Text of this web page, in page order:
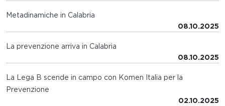
Metadinamiche in Calabria
08.10.2025
La prevenzione arriva in Calabria
08.10.2025
La Lega B scende in campo con Komen Italia per la
Prevenzione
02.10.2025